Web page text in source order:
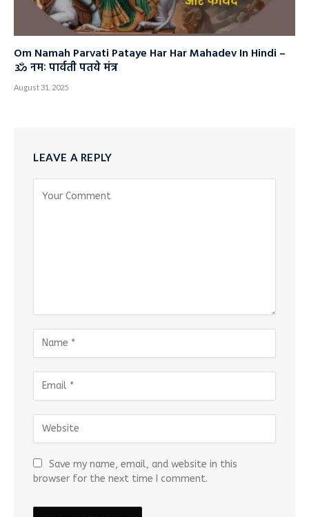
Om Namah Parvati Pataye Har Har Mahadev In Hindi –
ॐ नमः पार्वती पतये मंत्र
August 31, 2025
LEAVE A REPLY
Save my name, email, and website in this
browser for the next time I comment.